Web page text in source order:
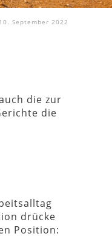
September 2022
die zur
die
drücke
Position: